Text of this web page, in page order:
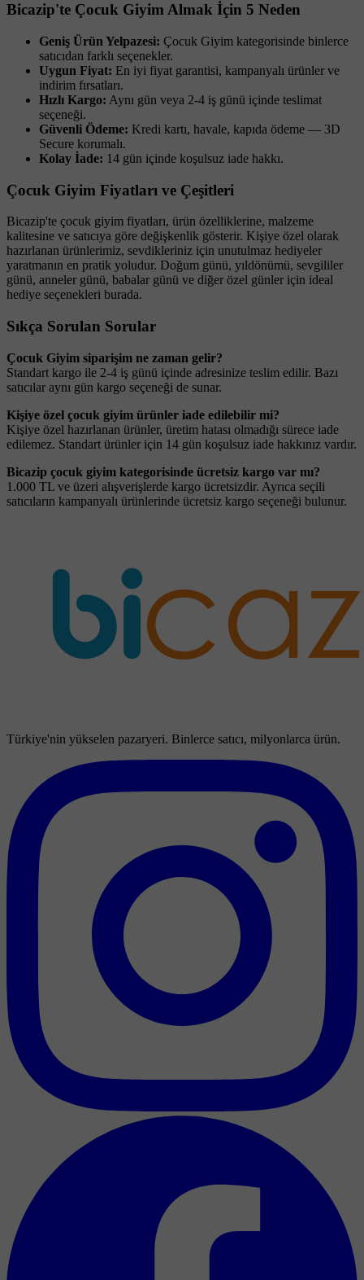
Bicazip'te Çocuk Giyim Almak İçin 5 Neden
Geniş Ürün Yelpazesi: Çocuk Giyim kategorisinde binlerce
satıcıdan farklı seçenekler.
Uygun Fiyat: En iyi fiyat garantisi, kampanyalı ürünler ve
indirim fırsatları.
Hızlı Kargo: Aynı gün veya 2-4 iş günü içinde teslimat
seçeneği.
Güvenli Ödeme: Kredi kartı, havale, kapıda ödeme — 3D
Secure korumalı.
Kolay İade: 14 gün içinde koşulsuz iade hakkı.
Çocuk Giyim Fiyatları ve Çeşitleri
Bicazip'te çocuk giyim fiyatları, ürün özelliklerine, malzeme
kalitesine ve satıcıya göre değişkenlik gösterir. Kişiye özel olarak
hazırlanan ürünlerimiz, sevdikleriniz için unutulmaz hediyeler
yaratmanın en pratik yoludur. Doğum günü, yıldönümü, sevgililer
günü, anneler günü, babalar günü ve diğer özel günler için ideal
hediye seçenekleri burada.
Sıkça Sorulan Sorular
Çocuk Giyim siparişim ne zaman gelir?
Standart kargo ile 2-4 iş günü içinde adresinize teslim edilir. Bazı
satıcılar aynı gün kargo seçeneği de sunar.
Kişiye özel çocuk giyim ürünler iade edilebilir mi?
Kişiye özel hazırlanan ürünler, üretim hatası olmadığı sürece iade
edilemez. Standart ürünler için 14 gün koşulsuz iade hakkınız vardır.
Bicazip çocuk giyim kategorisinde ücretsiz kargo var mı?
1.000 TL ve üzeri alışverişlerde kargo ücretsizdir. Ayrıca seçili
satıcıların kampanyalı ürünlerinde ücretsiz kargo seçeneği bulunur.
Türkiye'nin yükselen pazaryeri. Binlerce satıcı, milyonlarca ürün.